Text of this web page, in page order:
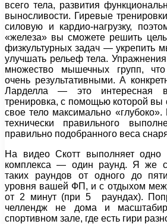
всего тела, развития
выносливости. Гиревые
силовую и кардио-нагрузку,
«железа» вы сможете решить
физкультурных задач — укрепить
улучшать рельеф тела.
множество мышечных групп, что
очень результативными. А
Ларделла — это интересная
тренировка, с помощью которой вы
свое тело максимально
технически правильного
правильно подобранного веса
На видео Скотт выполняет одно
комплекса — один раунд. Я же
таких раундов от одного до
уровня вашей ФП, и с отдыхом
от 2 минут (при 5 раундах).
челлендж не дома и
спортивном зале, где есть гири